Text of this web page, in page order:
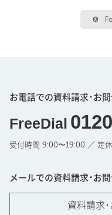
お電話での資料請求･お
FreeDial
受付時間 9:00〜19:00 ／ 定
メールでの資料請求･お
資料請求